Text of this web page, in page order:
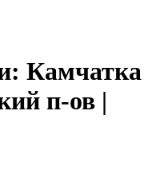
Камчатка
п-ов |